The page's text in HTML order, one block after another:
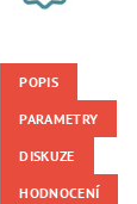
POPIS
PARAMETRY
DISKUZE
HODNOCENÍ